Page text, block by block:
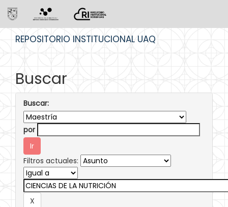
REPOSITORIO INSTITUCIONAL UAQ
Buscar
Buscar:
por
Filtros actuales: